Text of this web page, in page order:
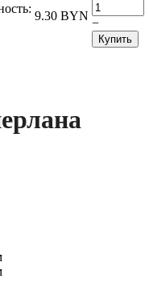
9.30 BYN
−
Купить